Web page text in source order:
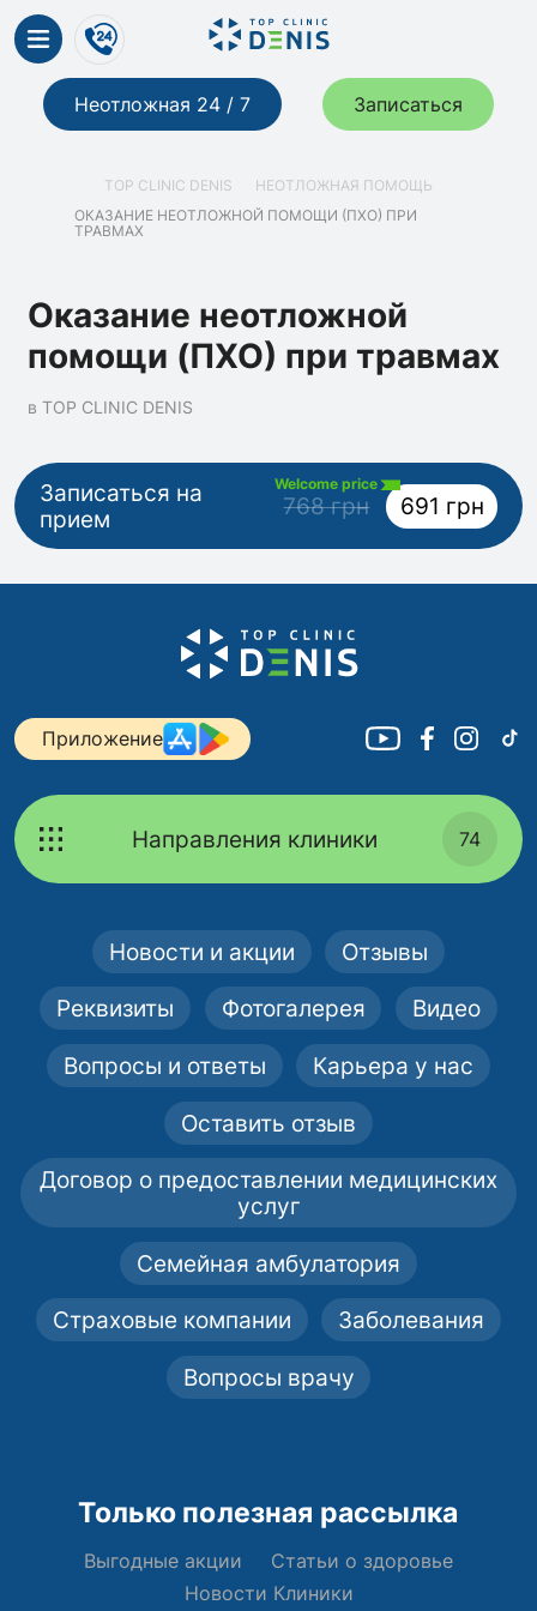
Неотложная 24 / 7 Записаться
TOP CLINIC DENIS
НЕОТЛОЖНАЯ ПОМОЩЬ
ОКАЗАНИЕ НЕОТЛОЖНОЙ ПОМОЩИ (ПХО) ПРИ
ТРАВМАХ
Оказание неотложной
помощи (ПХО) при травмах
в TOP CLINIC DENIS
Записаться на
прием
Welcome price
768 грн 691 грн
Приложение
Направления клиники 74
Новости и акции Отзывы
Реквизиты Фотогалерея Видео
Вопросы и ответы Карьера у нас
Оставить отзыв
Договор о предоставлении медицинских
услуг
Семейная амбулатория
Страховые компании Заболевания
Вопросы врачу
Только полезная рассылка
Выгодные акции
Статьи о здоровье
Новости Клиники